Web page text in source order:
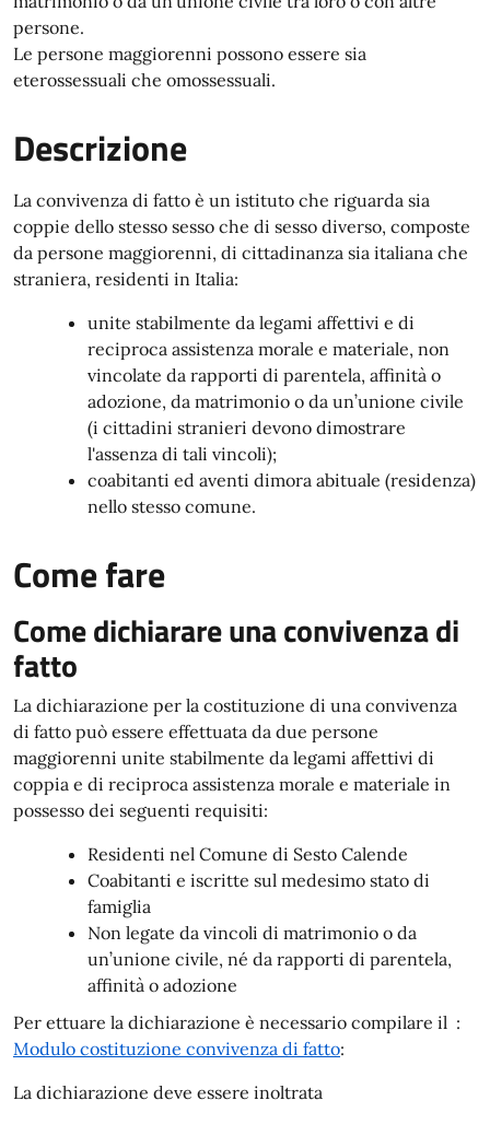
persone.
Le persone maggiorenni possono essere sia
eterossessuali che omossessuali.
Descrizione
La convivenza di fatto è un istituto che riguarda sia
coppie dello stesso sesso che di sesso diverso, composte
da persone maggiorenni, di cittadinanza sia italiana che
straniera, residenti in Italia:
unite stabilmente da legami affettivi e di
reciproca assistenza morale e materiale, non
vincolate da rapporti di parentela, affinità o
adozione, da matrimonio o da un’unione civile
(i cittadini stranieri devono dimostrare
l'assenza di tali vincoli);
coabitanti ed aventi dimora abituale (residenza)
nello stesso comune.
Come fare
Come dichiarare una convivenza di
fatto
La dichiarazione per la costituzione di una convivenza
di fatto può essere effettuata da due persone
maggiorenni unite stabilmente da legami affettivi di
coppia e di reciproca assistenza morale e materiale in
possesso dei seguenti requisiti:
Residenti nel Comune di Sesto Calende
Coabitanti e iscritte sul medesimo stato di
famiglia
Non legate da vincoli di matrimonio o da
un’unione civile, né da rapporti di parentela,
affinità o adozione
Per ettuare la dichiarazione è necessario compilare il :
Modulo costituzione convivenza di fatto:
La dichiarazione deve essere inoltrata